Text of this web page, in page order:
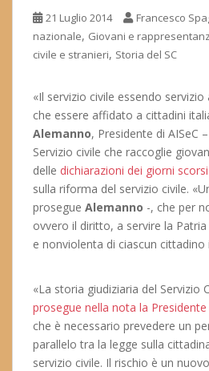
21 Luglio 2014 Francesco
nazionale, Giovani e
civile e stranieri, Storia del SC
«Il servizio civile essendo
che essere affidato a cittadini
Alemanno, Presidente di AISeC
Servizio civile che raccoglie
delle dichiarazioni dei giorni scorsi
sulla riforma del servizio civile.
prosegue Alemanno -, che per
ovvero il diritto, a servire la
e nonviolenta di ciascun cittadino
«La storia giudiziaria del Servizio
prosegue nella nota la Presidente
che è necessario prevedere un
parallelo tra la legge sulla
servizio civile. Il rischio è un